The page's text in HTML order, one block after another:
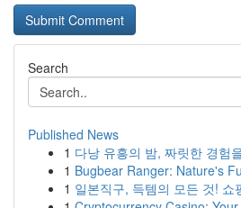
Search
Published News
1 다낭 유흥의 밤, 짜릿한 경험
1 Bugbear Ranger: Nature's
1 일본직구, 득템의 모든 것! 쇼